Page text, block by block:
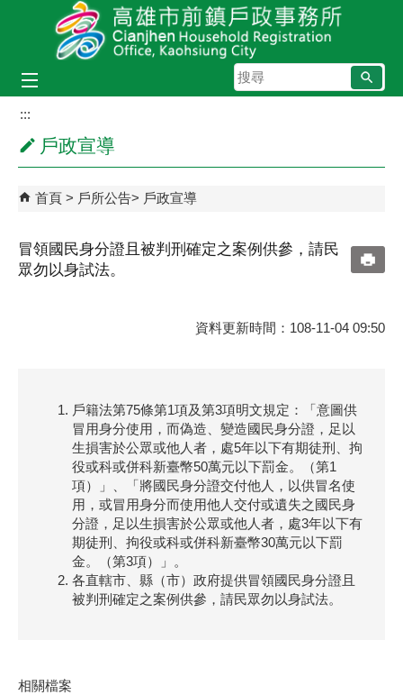
跳到主要內容區塊
搜
尋
:::
戶政宣導
首頁 戶所公告 戶政宣導
冒領國民身分證且被判刑確定之案例供參，請民
眾勿以身試法。
資料更新時間：108-11-04 09:50
戶籍法第75條第1項及第3項明文規定：「意圖供
冒用身分使用，而偽造、變造國民身分證，足以
生損害於公眾或他人者，處5年以下有期徒刑、拘
役或科或併科新臺幣50萬元以下罰金。（第1
項）」、「將國民身分證交付他人，以供冒名使
用，或冒用身分而使用他人交付或遺失之國民身
分證，足以生損害於公眾或他人者，處3年以下有
期徒刑、拘役或科或併科新臺幣30萬元以下罰
金。（第3項）」。
各直轄市、縣（市）政府提供冒領國民身分證且
被判刑確定之案例供參，請民眾勿以身試法。
相關檔案